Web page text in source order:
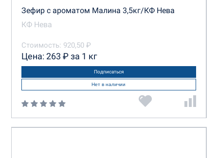
Зефир с ароматом Малина 3,5кг/КФ Нева
КФ Нева
Стоимость: 920,50 ₽
Цена: 263 ₽ за 1 кг
Подписаться
Нет в наличии